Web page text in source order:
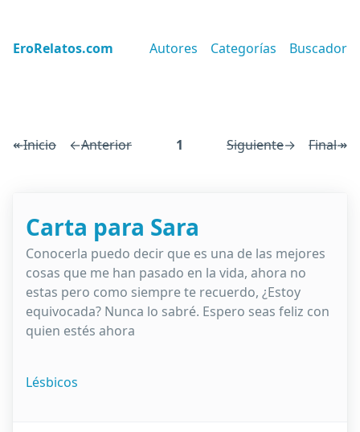
EroRelatos.com Autores Categorías Buscador
↞Inicio ←Anterior 1 Siguiente→ Final↠
Carta para Sara
Conocerla puedo decir que es una de las mejores
cosas que me han pasado en la vida, ahora no
estas pero como siempre te recuerdo, ¿Estoy
equivocada? Nunca lo sabré. Espero seas feliz con
quien estés ahora
Lésbicos